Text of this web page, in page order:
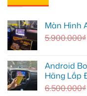
vì
thiếu
ích
nâng
ô
Ford
tại
ánh
sáng
tốt
hơn
Anh
Camera
trình
XL7
tại
Quận
để
Màn Hình
5.900.000₫
Android
Hãng Lắp
6.500.000₫